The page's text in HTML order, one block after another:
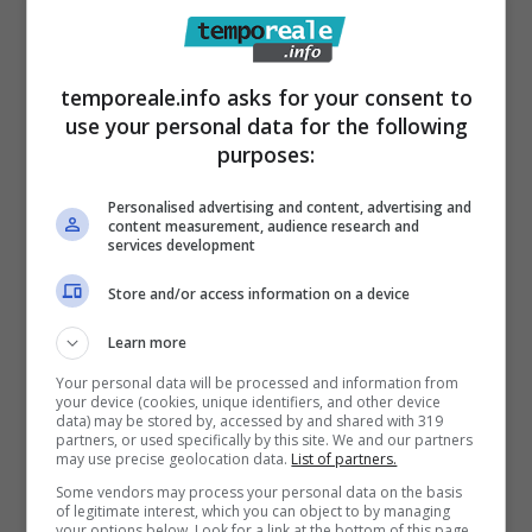
anche essere congelatie c’è un motivo
specifico per cui si dovrebbe iniziare a usarli
anche in questo modo.
Limoni congelati, ecco
come usarli e a che cosa
possono servire: così si
sfruttano tutte le loro
proprietà
E’ stato infatti dimostrato che congelando i
limonisi possono sfruttare tutte le loro
proprietà al massimo. La procedura e il modo
temporeale.info asks for your consent to
use your personal data for the following
purposes:
Personalised advertising and content, advertising and
content measurement, audience research and
services development
Store and/or access information on a device
Learn more
Your personal data will be processed and information from
your device (cookies, unique identifiers, and other device
data) may be stored by, accessed by and shared with 319
partners, or used specifically by this site. We and our partners
may use precise geolocation data. List of partners.
Some vendors may process your personal data on the basis
of legitimate interest, which you can object to by managing